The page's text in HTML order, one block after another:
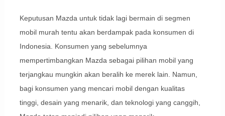
Keputusan Mazda untuk tidak lagi bermain di segmen
mobil murah tentu akan berdampak pada konsumen di
Indonesia. Konsumen yang sebelumnya
mempertimbangkan Mazda sebagai pilihan mobil yang
terjangkau mungkin akan beralih ke merek lain. Namun,
bagi konsumen yang mencari mobil dengan kualitas
tinggi, desain yang menarik, dan teknologi yang canggih,